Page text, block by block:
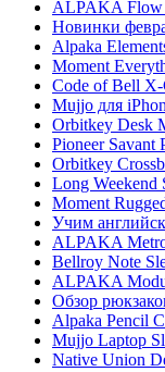
ALPAKA Flow
Новинки
Alpaka
Moment
Code of Bell
Mujjo для
Orbitkey Desk
Pioneer Savant
Orbitkey
Long Weekend
Moment
Учим
ALPAKA
Bellroy Note
ALPAKA
Обзор
Alpaka Pencil
Mujjo Laptop
Native Union